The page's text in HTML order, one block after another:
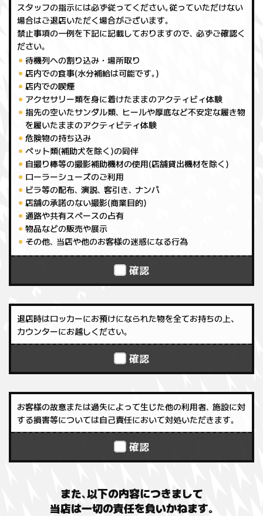
スタッフの指示には必ず従ってください｡従っていただけない
場合はご退店いただく場合がございます｡
禁止事項の一例を下記に記載しておりますので､ 必ずご確認く
ださい｡
待機列への割り込み・場所取り
店内での食事(水分補給は可能です｡)
店内での喫煙
アクセサリー類を身に着けたままのアクティビィ体験
指先の空いたサンダル類､ ヒールや厚底など不安定な履き物
を履いたままのアクティビティ体験
危険物の持ち込み
ペット類(補助犬を除く)の同伴
自撮り棒等の撮影補助機材の使用(店舗貸出機材を除く)
ローラーシューズのご利用
ビラ等の配布､ 演説､ 客引き､ ナンパ
店舗の承諾のない撮影(商業目的)
通路や共有スペースの占有
物品などの販売や展示
その他､ 当店や他のお客様の迷惑になる行為
確認
退店時はロッカーにお預けになられた物を全てお持ちの上、
カウンターにお越しください｡
確認
お客様の故意または過失によって生じた他の利用者､ 施設に対
する損害等については自己責任において対処いただきます｡
確認
また､以下の内容につきまして
当店は一切の責任を負いかねます｡